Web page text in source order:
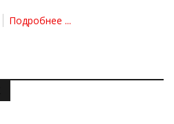
Подробнее ...